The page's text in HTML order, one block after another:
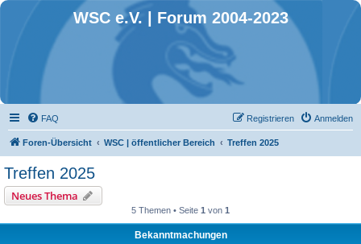
WSC e.V. | Forum 2004-2023
FAQ Anmelden
Registrieren
Foren-Übersicht WSC | öffentlicher Bereich Treffen 2025
Treffen 2025
Neues Thema
5 Themen • Seite 1 von 1
Bekanntmachungen